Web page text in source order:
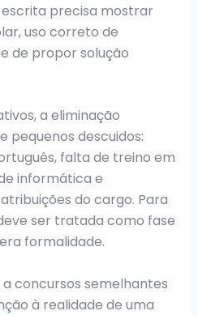
precisa mostrar
uso correto de
de propor solução
a eliminação
pequenos descuidos:
falta de treino em
informática e
do cargo. Para
ser tratada como fase
formalidade.
concursos semelhantes
à realidade de uma